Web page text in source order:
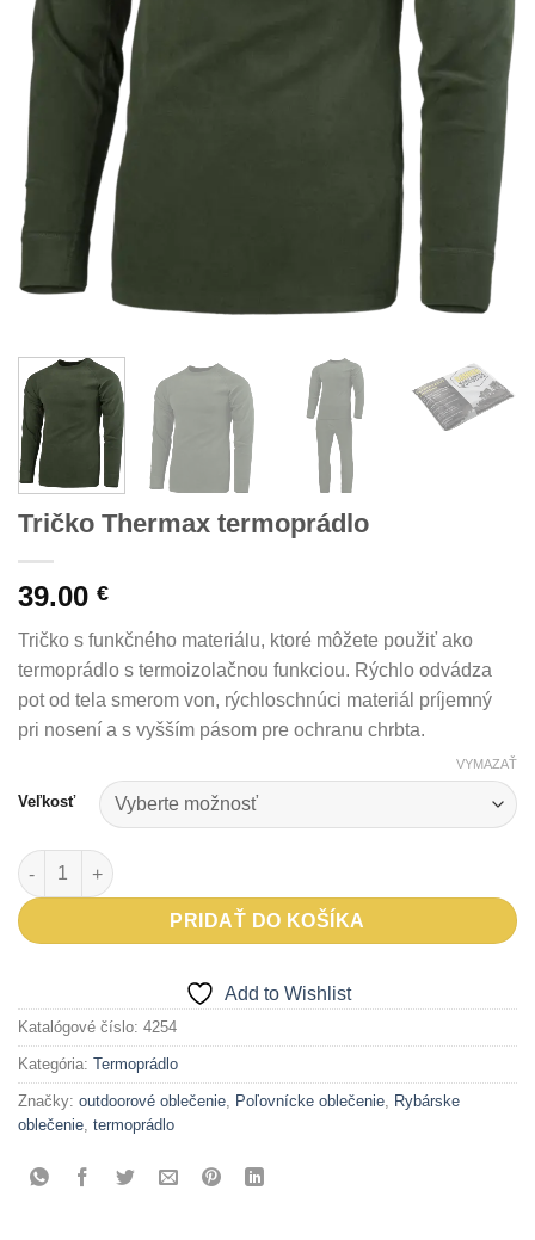
Tričko Thermax termoprádlo
39.00 €
Tričko s funkčného materiálu, ktoré môžete použiť ako
termoprádlo s termoizolačnou funkciou. Rýchlo odvádza
pot od tela smerom von, rýchloschnúci materiál príjemný
pri nosení a s vyšším pásom pre ochranu chrbta.
Veľkosť
VYMAZAŤ
množstvo Tričko Thermax termoprádlo
PRIDAŤ DO KOŠÍKA
Add to Wishlist
Katalógové číslo: 4254
Kategória: Termoprádlo
Značky: outdoorové oblečenie, Poľovnícke oblečenie, Rybárske
oblečenie, termoprádlo